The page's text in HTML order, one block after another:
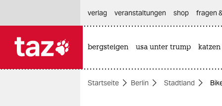
themen
verlag
veranstaltungen shop fragen
bergsteigen usa unter trump katzen
Startseite Berlin Stadtland